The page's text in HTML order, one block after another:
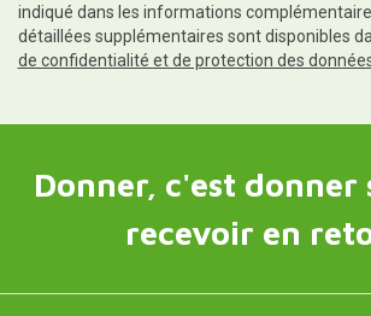
indiqué dans les informations
détaillées supplémentaires sont disponibles
de confidentialité et de protection des
Donner, c'est donner
recevoir en